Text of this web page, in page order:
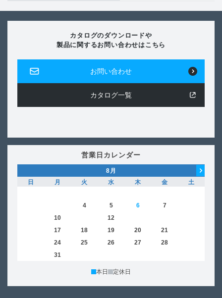
カタログのダウンロードや
製品に関するお問い合わせはこちら
お問い合わせ
カタログ一覧
営業日カレンダー
8 月
日
月 火 水 木 金
土
4 5 6 7
10 12
17 18 19 20 21
24 25 26 27 28
31
本日 定休日